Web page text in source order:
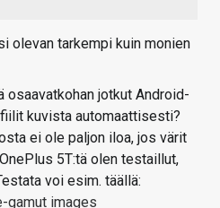
olevan tarkempi kuin monien
jotkut Android-
kuvista automaattisesti?
ei ole paljon iloa, jos värit
5T:tä olen testaillut,
voi esim. täällä:
gamut images